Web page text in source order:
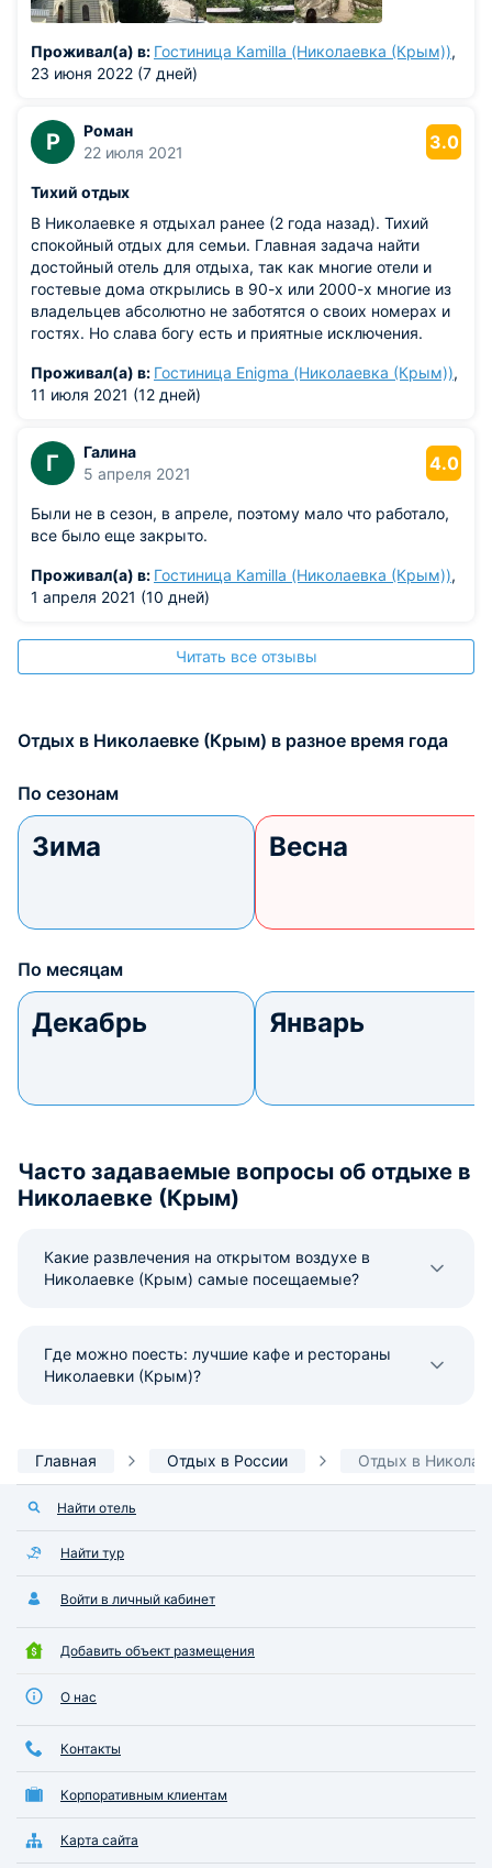
Проживал(а) в: Гостиница Kamilla (Николаевка (Крым)),
23 июня 2022 (7 дней)
Р
Роман
22 июля 2021
3.0
Тихий отдых
В Николаевке я отдыхал ранее (2 года назад). Тихий
спокойный отдых для семьи. Главная задача найти
достойный отель для отдыха, так как многие отели и
гостевые дома открылись в 90-х или 2000-х многие из
владельцев абсолютно не заботятся о своих номерах и
гостях. Но слава богу есть и приятные исключения.
Проживал(а) в: Гостиница Enigma (Николаевка (Крым)),
11 июля 2021 (12 дней)
Г
Галина
5 апреля 2021
4.0
Были не в сезон, в апреле, поэтому мало что работало,
все было еще закрыто.
Проживал(а) в: Гостиница Kamilla (Николаевка (Крым)),
1 апреля 2021 (10 дней)
Читать все отзывы
Отдых в Николаевке (Крым) в разное время года
По сезонам
Зима Весна
По месяцам
Декабрь Январь
Часто задаваемые вопросы об отдыхе в
Николаевке (Крым)
Какие развлечения на открытом воздухе в
Николаевке (Крым) самые посещаемые?
Где можно поесть: лучшие кафе и рестораны
Николаевки (Крым)?
Главная Отдых в России Отдых в
Найти отель
Найти тур
Войти в личный кабинет
Добавить объект размещения
О нас
Контакты
Корпоративным клиентам
Карта сайта